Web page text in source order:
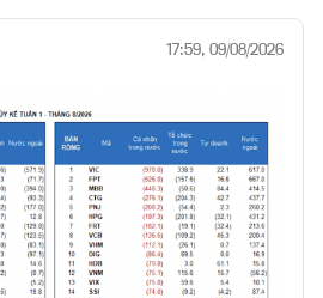
17:59, 09/08/2026